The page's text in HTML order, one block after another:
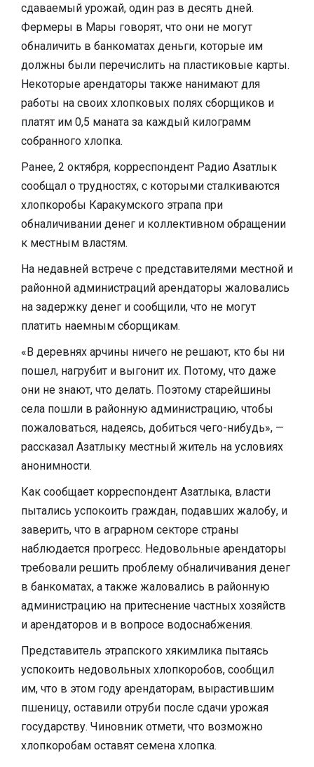
сдаваемый урожай, один раз в десять дней.
Фермеры в Мары говорят, что они не могут
обналичить в банкоматах деньги, которые им
должны были перечислить на пластиковые карты.
Некоторые арендаторы также нанимают для
работы на своих хлопковых полях сборщиков и
платят им 0,5 маната за каждый килограмм
собранного хлопка.
Ранее, 2 октября, корреспондент Радио Азатлык
сообщал о трудностях, с которыми сталкиваются
хлопкоробы Каракумского этрапа при
обналичивании денег и коллективном обращении
к местным властям.
На недавней встрече с представителями местной и
районной администраций арендаторы жаловались
на задержку денег и сообщили, что не могут
платить наемным сборщикам.
«В деревнях арчины ничего не решают, кто бы ни
пошел, нагрубит и выгонит их. Потому, что даже
они не знают, что делать. Поэтому старейшины
села пошли в районную администрацию, чтобы
пожаловаться, надеясь, добиться чего-нибудь», —
рассказал Азатлыку местный житель на условиях
анонимности.
Как сообщает корреспондент Азатлыка, власти
пытались успокоить граждан, подавших жалобу, и
заверить, что в аграрном секторе страны
наблюдается прогресс. Недовольные арендаторы
требовали решить проблему обналичивания денег
в банкоматах, а также жаловались в районную
администрацию на притеснение частных хозяйств
и арендаторов и в вопросе водоснабжения.
Представитель этрапского хякимлика пытаясь
успокоить недовольных хлопкоробов, сообщил
им, что в этом году арендаторам, вырастившим
пшеницу, оставили отруби после сдачи урожая
государству. Чиновник отмети, что возможно
хлопкоробам оставят семена хлопка.